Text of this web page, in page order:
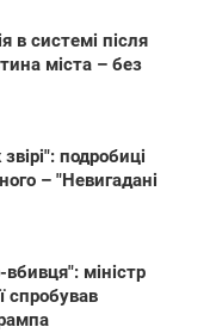
в системі після
міста – без
подробиці
– "Невигадані
міністр
спробував